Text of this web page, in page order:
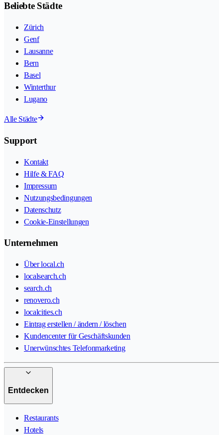
Beliebte Städte
Zürich
Genf
Lausanne
Bern
Basel
Winterthur
Lugano
Alle Städte
Support
Kontakt
Hilfe & FAQ
Impressum
Nutzungsbedingungen
Datenschutz
Cookie-Einstellungen
Unternehmen
Über local.ch
localsearch.ch
search.ch
renovero.ch
localcities.ch
Eintrag erstellen / ändern / löschen
Kundencenter für Geschäftskunden
Unerwünschtes Telefonmarketing
Entdecken
Restaurants
Hotels